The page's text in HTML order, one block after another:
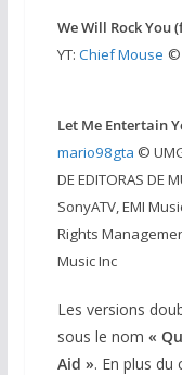
We Will Rock You
YT: Chief Mouse ©
Let Me Entertain
mario98gta ©
DE EDITORAS DE
SonyATV, EMI
Rights
Music Inc
Les versions
sous le nom «
Aid ». En plus